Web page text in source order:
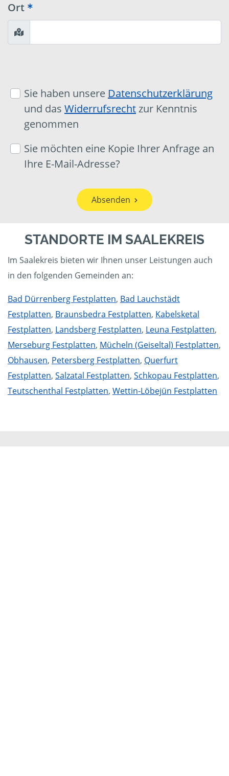
Ort
Sie haben unsere Datenschutzerklärung
und das Widerrufsrechtzur Kenntnis
genommen
Sie möchten eine Kopie Ihrer Anfrage an
Ihre E-Mail-Adresse?
Absenden
STANDORTE IM SAALEKREIS
Im Saalekreis bieten wir Ihnen unser Leistungen auch
in den folgenden Gemeinden an:
Bad Dürrenberg Festplatten, Bad Lauchstädt
Festplatten, Braunsbedra Festplatten, Kabelsketal
Festplatten, Landsberg Festplatten, Leuna Festplatten,
Merseburg Festplatten, Mücheln (Geiseltal) Festplatten,
Obhausen, Petersberg Festplatten, Querfurt
Festplatten, Salzatal Festplatten, Schkopau Festplatten,
Teutschenthal Festplatten, Wettin-Löbejün Festplatten